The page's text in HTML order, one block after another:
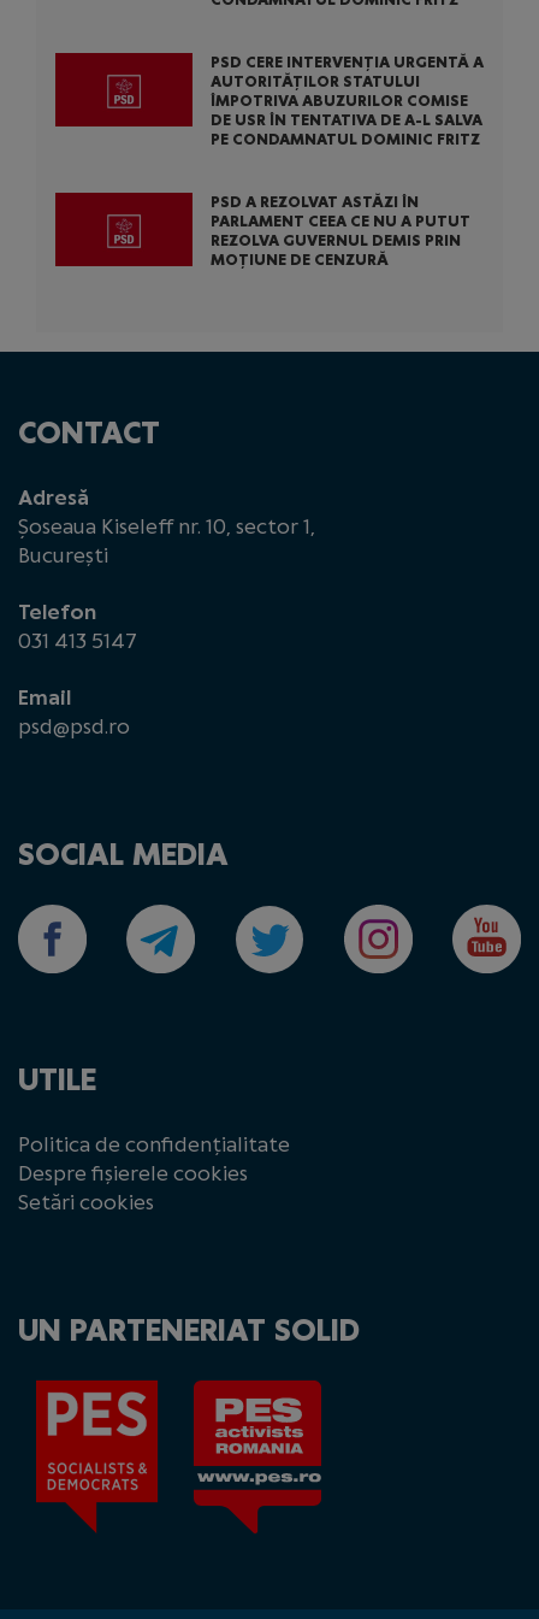
PSD CERE INTERVENȚIA URGENTĂ A
AUTORITĂȚILOR STATULUI
ÎMPOTRIVA ABUZURILOR COMISE
DE USR ÎN TENTATIVA DE A-L SALVA
PE CONDAMNATUL DOMINIC FRITZ
PSD A REZOLVAT ASTĂZI ÎN
PARLAMENT CEEA CE NU A PUTUT
REZOLVA GUVERNUL DEMIS PRIN
MOȚIUNE DE CENZURĂ
CONTACT
Adresă
Șoseaua Kiseleff nr. 10, sector 1,
București
Telefon
031 413 5147
Email
psd@psd.ro
SOCIAL MEDIA
UTILE
Politica de confidențialitate
Despre fișierele cookies
Setări cookies
UN PARTENERIAT SOLID